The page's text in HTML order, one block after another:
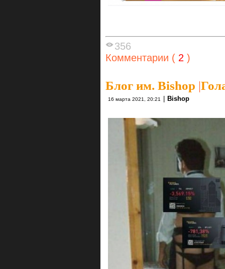
356
Комментарии ( 2 )
Блог им. Bishop |
16 марта 2021, 20:21 Bishop